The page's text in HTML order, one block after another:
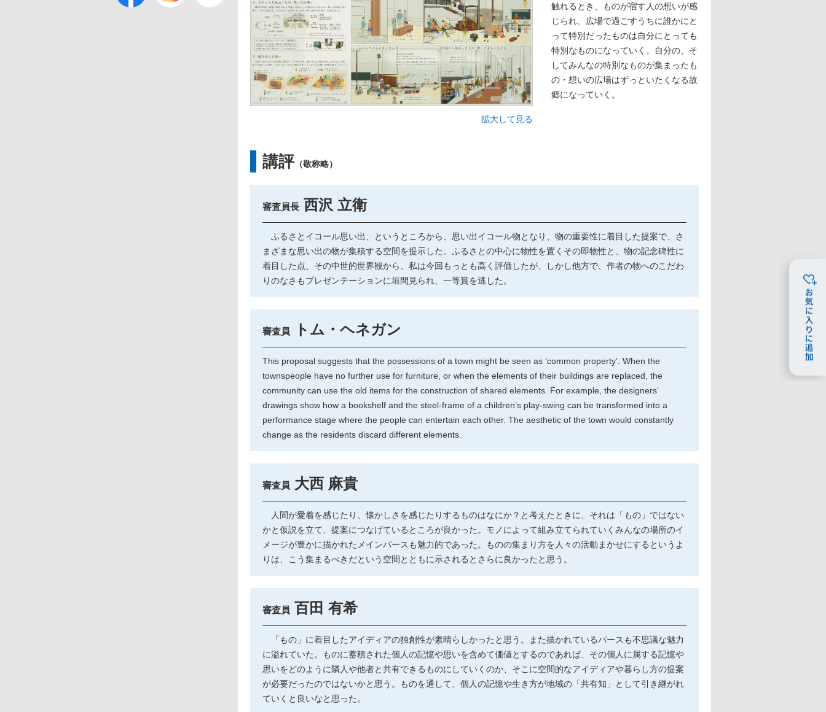
拡大して見る
触れるとき、ものが宿す人の想いが感
じられ、広場で過ごすうちに誰かにと
って特別だったものは自分にとっても
特別なものになっていく。自分の、そ
してみんなの特別なものが集まったも
の・想いの広場はずっといたくなる故
郷になっていく。
講評（敬称略）
審査員長 西沢 立衛
ふるさとイコール思い出、というところから、思い出イコール物となり、物の重要性に着目した提案で、さ
まざまな思い出の物が集積する空間を提示した。ふるさとの中心に物性を置くその即物性と、物の記念碑性に
着目した点、その中世的世界観から、私は今回もっとも高く評価したが、しかし他方で、作者の物へのこだわ
りのなさもプレゼンテーションに垣間見られ、一等賞を逃した。
審査員 トム・ヘネガン
This proposal suggests that the possessions of a town might be seen as ‘common property’. When the
townspeople have no further use for furniture, or when the elements of their buildings are replaced, the
community can use the old items for the construction of shared elements. For example, the designers’
drawings show how a bookshelf and the steel-frame of a children’s play-swing can be transformed into a
performance stage where the people can entertain each other. The aesthetic of the town would constantly
change as the residents discard different elements.
審査員 大西 麻貴
人間が愛着を感じたり、懐かしさを感じたりするものはなにか？と考えたときに、それは「もの」ではない
かと仮説を立て、提案につなげているところが良かった。モノによって組み立てられていくみんなの場所のイ
メージが豊かに描かれたメインパースも魅力的であった。ものの集まり方を人々の活動まかせにするというよ
りは、こう集まるべきだという空間とともに示されるとさらに良かったと思う。
審査員 百田 有希
「もの」に着目したアイディアの独創性が素晴らしかったと思う。また描かれているパースも不思議な魅力
に溢れていた。ものに蓄積された個人の記憶や思いを含めて価値とするのであれば、その個人に属する記憶や
思いをどのように隣人や他者と共有できるものにしていくのか、そこに空間的なアイディアや暮らし方の提案
が必要だったのではないかと思う。ものを通して、個人の記憶や生き方が地域の「共有知」として引き継がれ
ていくと良いなと思った。